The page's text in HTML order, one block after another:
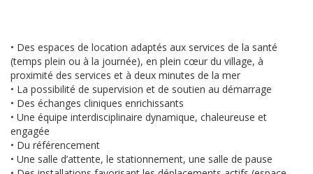
• Des espaces de location adaptés aux services de la santé
(temps plein ou à la journée), en plein cœur du village, à
proximité des services et à deux minutes de la mer
• La possibilité de supervision et de soutien au démarrage
• Des échanges cliniques enrichissants
• Une équipe interdisciplinaire dynamique, chaleureuse et
engagée
• Du référencement
• Une salle d’attente, le stationnement, une salle de pause